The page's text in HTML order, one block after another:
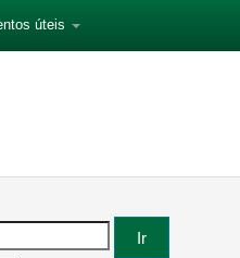
úteis